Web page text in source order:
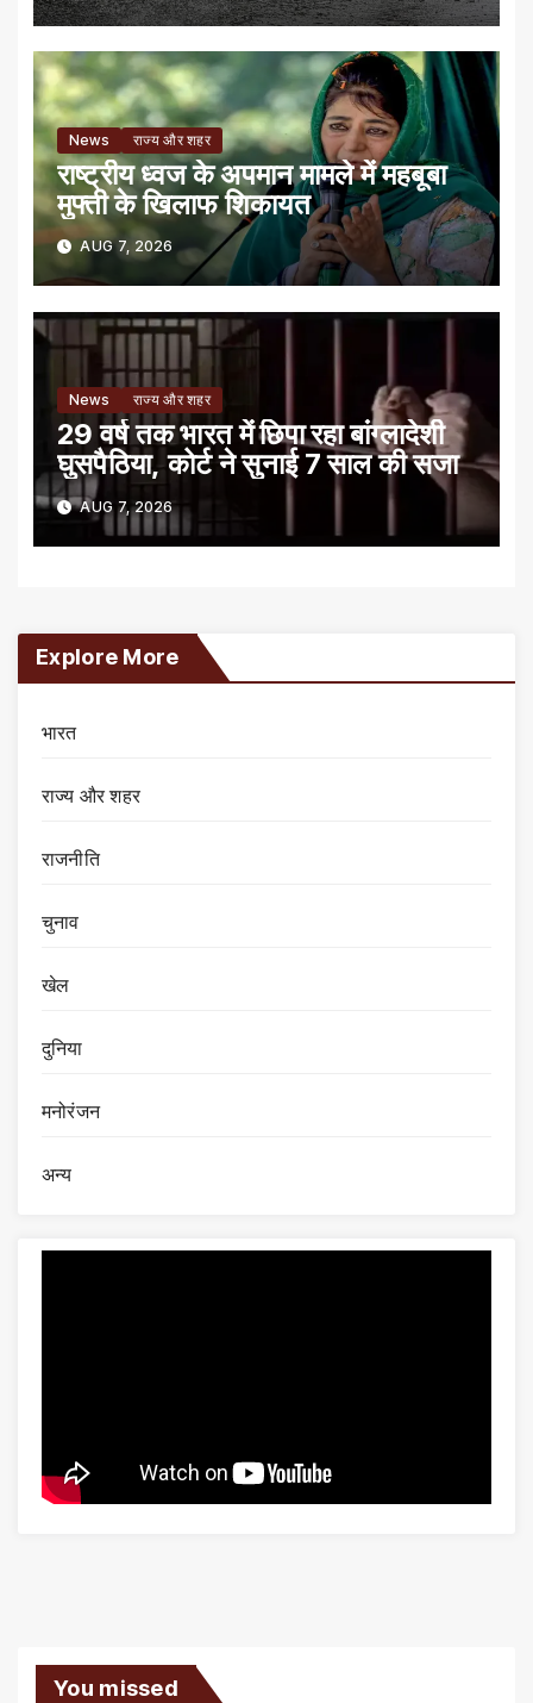
News राज्य और शहर
राष्ट्रीय ध्वज के अपमान मामले में महबूबा
मुफ्ती के खिलाफ शिकायत
AUG 7, 2026
News राज्य और शहर
29 वर्ष तक भारत में छिपा रहा बांग्लादेशी
घुसपैठिया, कोर्ट ने सुनाई 7 साल की सजा
AUG 7, 2026
Explore More
भारत
राज्य और शहर
राजनीति
चुनाव
खेल
दुनिया
मनोरंजन
अन्य
You missed